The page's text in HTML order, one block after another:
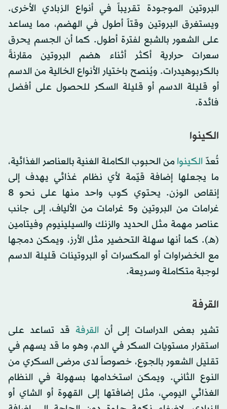
البروتين الموجودة تقريباً في أنواع الزبادي الأخرى.
ويستغرق البروتين وقتاً أطول في الهضم، مما يساعد
على الشعور بالشبع لفترة أطول. كما أن الجسم يحرق
سعرات حرارية أكثر أثناء هضم البروتين مقارنةً
بالكربوهيدرات. ويُنصح باختيار الأنواع الخالية من الدسم
أو قليلة الدسم أو قليلة السكر للحصول على أفضل
فائدة.
الكينوا
تُعدّ الكينوا من الحبوب الكاملة الغنية بالعناصر الغذائية،
ما يجعلها إضافة قيّمة لأي نظام غذائي يهدف إلى
إنقاص الوزن. يحتوي كوب واحد منها على نحو 8
غرامات من البروتين و5 غرامات من الألياف، إلى جانب
عناصر مهمة مثل الحديد والزنك والسيلينيوم وفيتامين
(هـ). كما أنها سهلة التحضير مثل الأرز، ويمكن دمجها
مع الخضراوات أو المكسرات أو البروتينات قليلة الدسم
لوجبة متكاملة وسريعة.
القرفة
تشير بعض الدراسات إلى أن القرفة قد تساعد على
استقرار مستويات السكر في الدم، وهو ما قد يسهم في
تقليل الشعور بالجوع، خصوصاً لدى مرضى السكري من
النوع الثاني. ويمكن استخدامها بسهولة في النظام
الغذائي اليومي، مثل إضافتها إلى القهوة أو الشاي أو